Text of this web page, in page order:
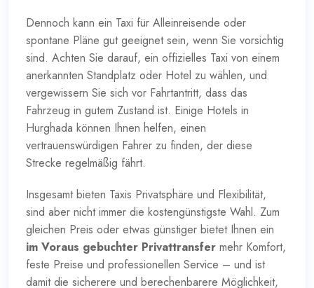
Dennoch kann ein Taxi für Alleinreisende oder
spontane Pläne gut geeignet sein, wenn Sie vorsichtig
sind. Achten Sie darauf, ein offizielles Taxi von einem
anerkannten Standplatz oder Hotel zu wählen, und
vergewissern Sie sich vor Fahrtantritt, dass das
Fahrzeug in gutem Zustand ist. Einige Hotels in
Hurghada können Ihnen helfen, einen
vertrauenswürdigen Fahrer zu finden, der diese
Strecke regelmäßig fährt.
Insgesamt bieten Taxis Privatsphäre und Flexibilität,
sind aber nicht immer die kostengünstigste Wahl. Zum
gleichen Preis oder etwas günstiger bietet Ihnen ein
im Voraus gebuchter Privattransfer mehr Komfort,
feste Preise und professionellen Service – und ist
damit die sicherere und berechenbarere Möglichkeit,